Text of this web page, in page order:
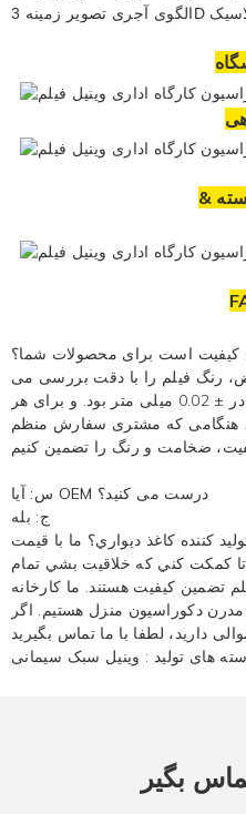
کیفیت است برای محصولات شما؟
رنگ فیلم را با دقت بررسی می
کنیم. تحمل برای ضخامت کنترل در ± 0.02 میلی متر بود. و برای هر
هنگامی که مشتری سفارش منظم
س: آیا OEM درست می کنید؟
ج: بله
کننده کاغذ ديواري؟ ما با قيمت
کمکت کني که خلاقيت بشي تمام
تضمین کیفیت هستند. ما کارخانه
دکوراسیون منزل هستیم. اگر
های تولید : وینیل سبک سیمانی